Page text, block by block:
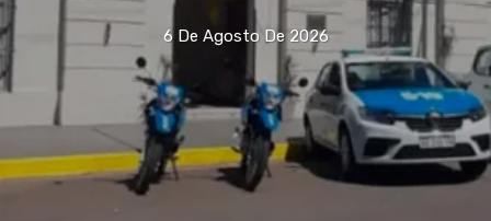
6 De Agosto De 2026